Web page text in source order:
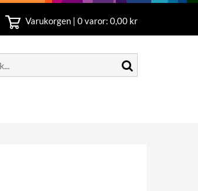
Varukorgen | 0varor: 0,00 kr